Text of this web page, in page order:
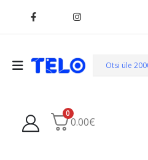
0
0.00€